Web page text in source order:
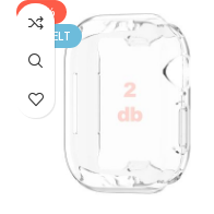
-50%
KIEMELT